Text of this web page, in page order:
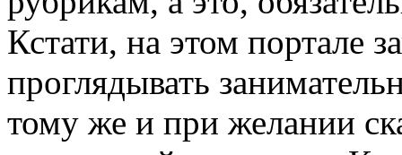
Кстати, на этом портале
проглядывать
тому же и при желании